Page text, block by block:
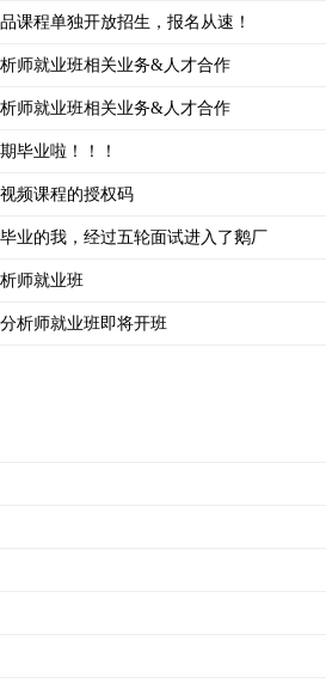
课程单独开放招生，报名从速！
师就业班相关业务&人才合作
师就业班相关业务&人才合作
毕业啦！！！
频课程的授权码
业的我，经过五轮面试进入了鹅厂
师就业班
析师就业班即将开班